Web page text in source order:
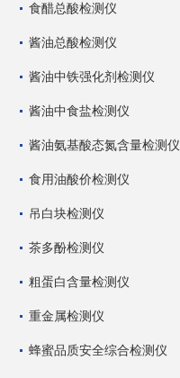
食醋总酸检测仪
酱油总酸检测仪
酱油中铁强化剂检测仪
酱油中食盐检测仪
酱油氨基酸态氮含量检测仪
食用油酸价检测仪
吊白块检测仪
茶多酚检测仪
粗蛋白含量检测仪
重金属检测仪
蜂蜜品质安全综合检测仪